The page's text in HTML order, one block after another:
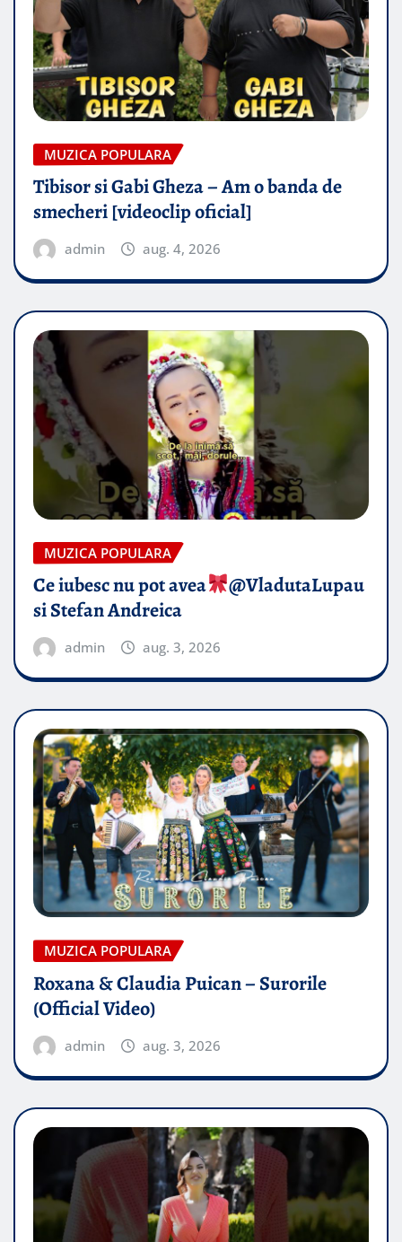
MUZICA POPULARA
Tibisor si Gabi Gheza – Am o banda de
smecheri [videoclip oficial]
admin aug. 4, 2026
MUZICA POPULARA
Ce iubesc nu pot avea
​@VladutaLupau
si Stefan Andreica
admin aug. 3, 2026
MUZICA POPULARA
Roxana & Claudia Puican – Surorile
(Official Video)
admin aug. 3, 2026